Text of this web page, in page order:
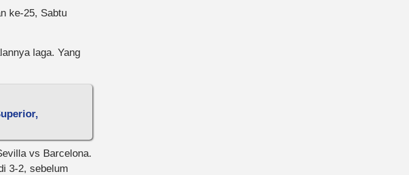
ke-25, Sabtu
laga. Yang
vs Barcelona.
3-2, sebelum